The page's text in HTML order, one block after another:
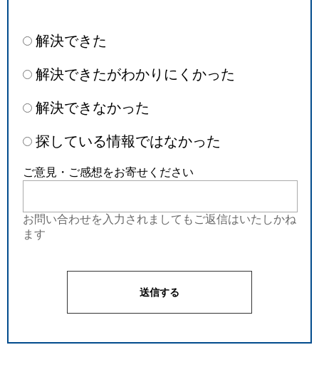
解決できた
解決できたがわかりにくかった
解決できなかった
探している情報ではなかった
ご意見・ご感想をお寄せください
お問い合わせを入力されましてもご返信はいたしかね
ます